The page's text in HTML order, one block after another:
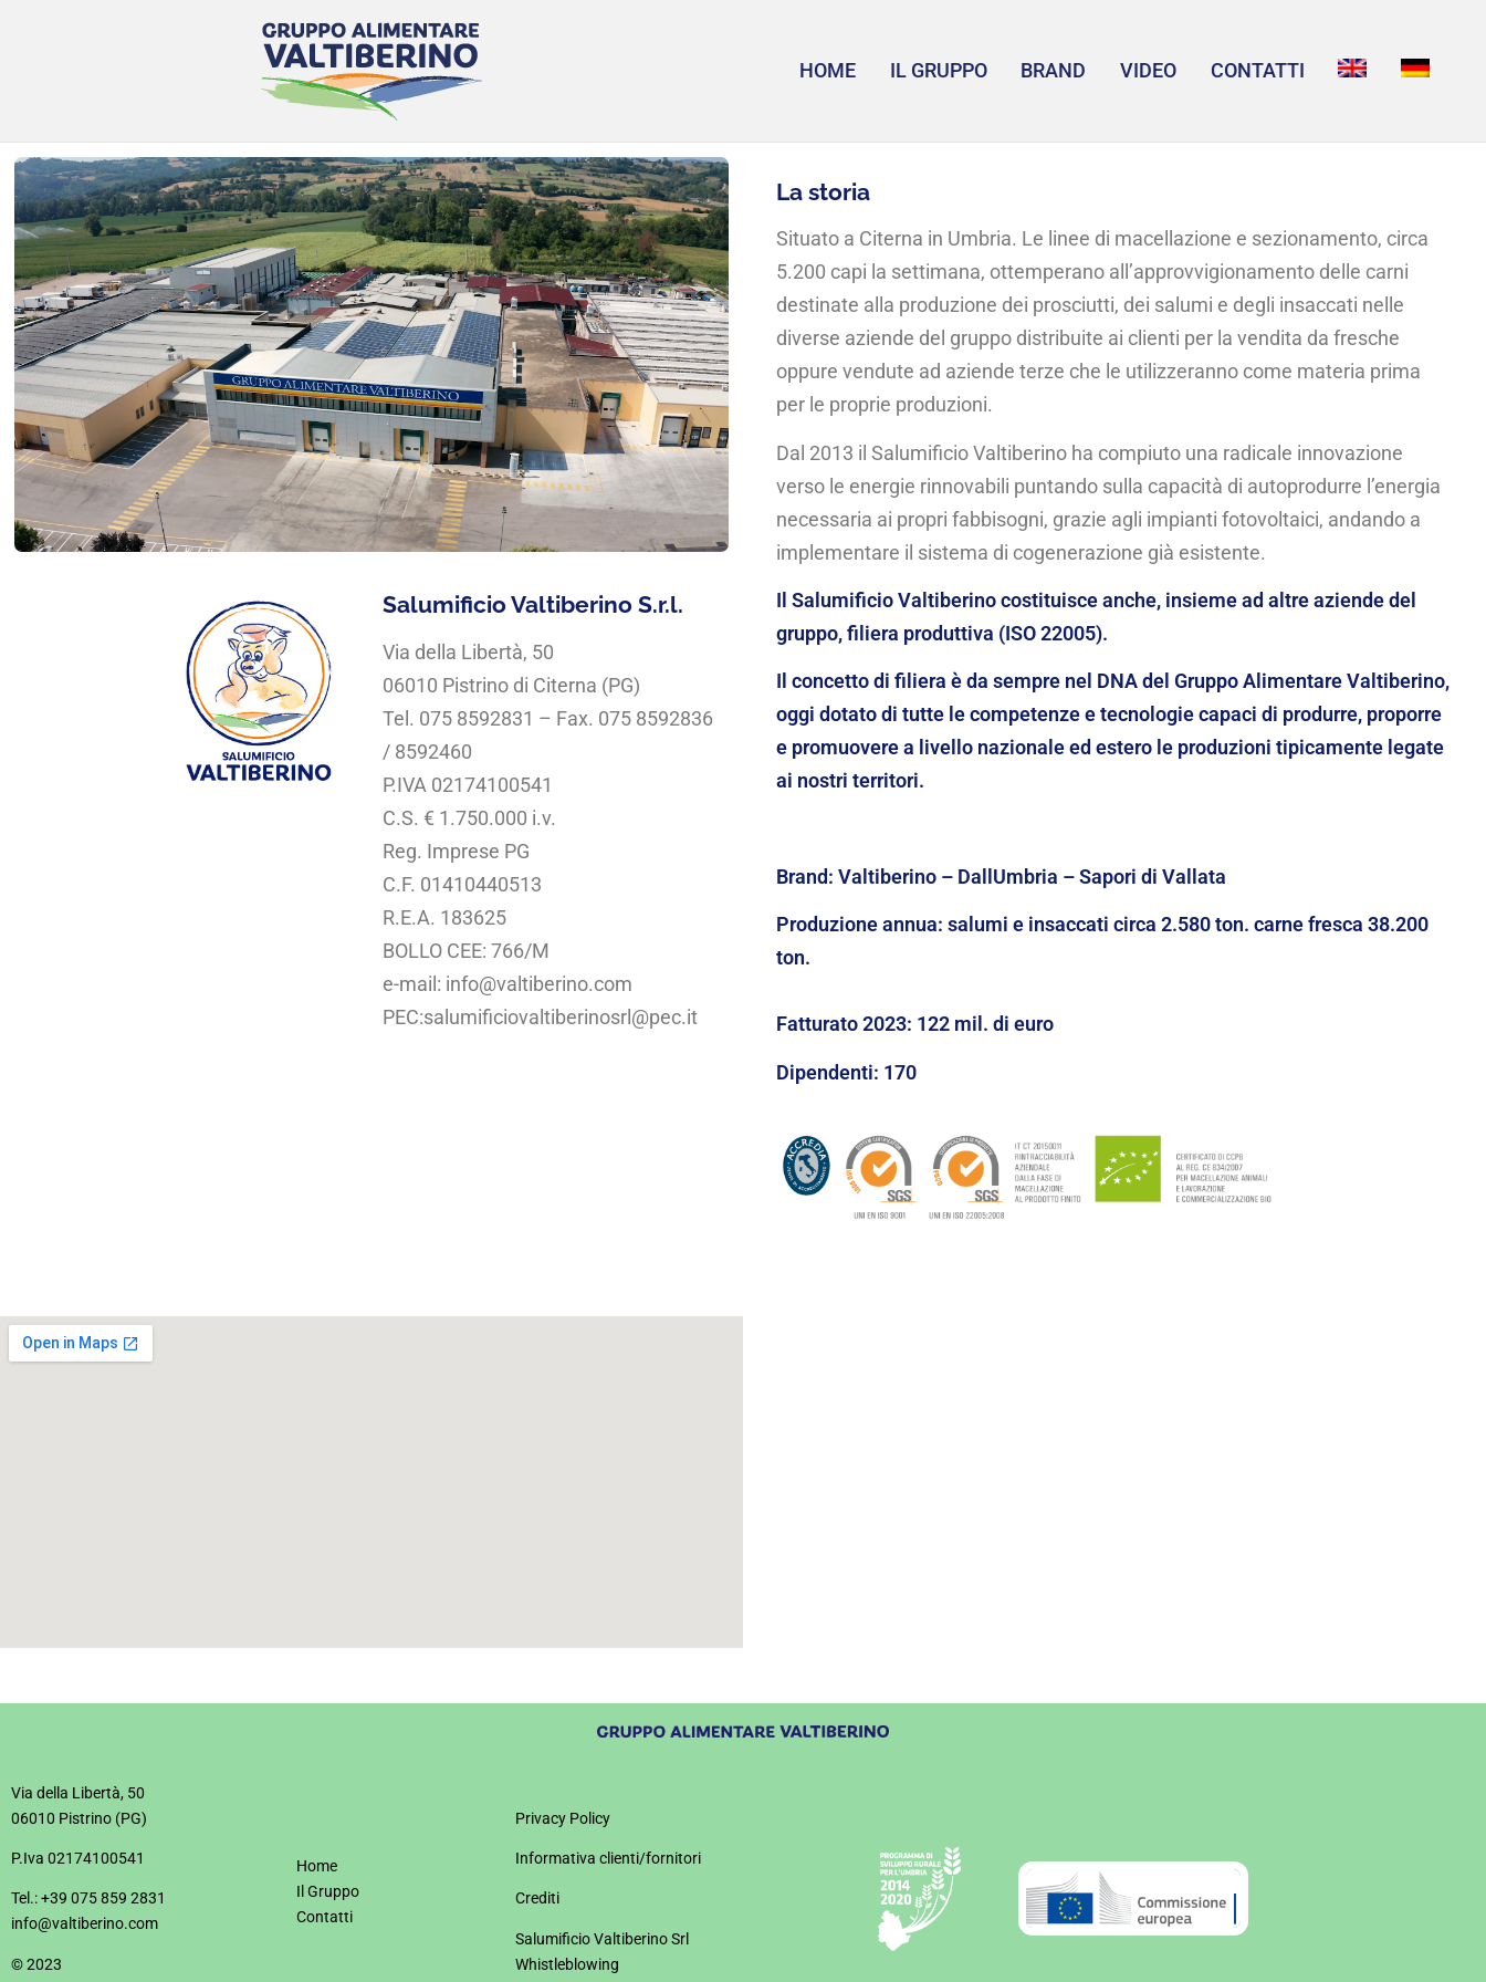
HOME IL GRUPPO BRAND VIDEO CONTATTI
Salumificio Valtiberino S.r.l.
Via della Libertà, 50
06010 Pistrino di Citerna (PG)
Tel. 075 8592831 – Fax. 075 8592836
/ 8592460
P.IVA 02174100541
C.S. € 1.750.000 i.v.
Reg. Imprese PG
C.F. 01410440513
R.E.A. 183625
BOLLO CEE: 766/M
e-mail: info@valtiberino.com
PEC:salumificiovaltiberinosrl@pec.it
La storia
Situato a Citerna in Umbria. Le linee di macellazione e sezionamento, circa
5.200 capi la settimana, ottemperano all’approvvigionamento delle carni
destinate alla produzione dei prosciutti, dei salumi e degli insaccati nelle
diverse aziende del gruppo distribuite ai clienti per la vendita da fresche
oppure vendute ad aziende terze che le utilizzeranno come materia prima
per le proprie produzioni.
Dal 2013 il Salumificio Valtiberino ha compiuto una radicale innovazione
verso le energie rinnovabili puntando sulla capacità di autoprodurre l’energia
necessaria ai propri fabbisogni, grazie agli impianti fotovoltaici, andando a
implementare il sistema di cogenerazione già esistente.
Il Salumificio Valtiberino costituisce anche, insieme ad altre aziende del
gruppo, filiera produttiva (ISO 22005).
Il concetto di filiera è da sempre nel DNA del Gruppo Alimentare Valtiberino,
oggi dotato di tutte le competenze e tecnologie capaci di produrre, proporre
e promuovere a livello nazionale ed estero le produzioni tipicamente legate
ai nostri territori.
Brand: Valtiberino – DallUmbria –Sapori di Vallata
Produzione annua: salumi e insaccati circa 2.580 ton. carne fresca 38.200
ton.
Fatturato 2023: 122 mil. di euro
Dipendenti: 170
Via della Libertà, 50
06010 Pistrino (PG)
P.Iva 02174100541
Tel.: +39 075 859 2831
info@valtiberino.com
© 2023
Home
Il Gruppo
Contatti
Privacy Policy
Informativa clienti/fornitori
Crediti
Salumificio Valtiberino Srl
Whistleblowing